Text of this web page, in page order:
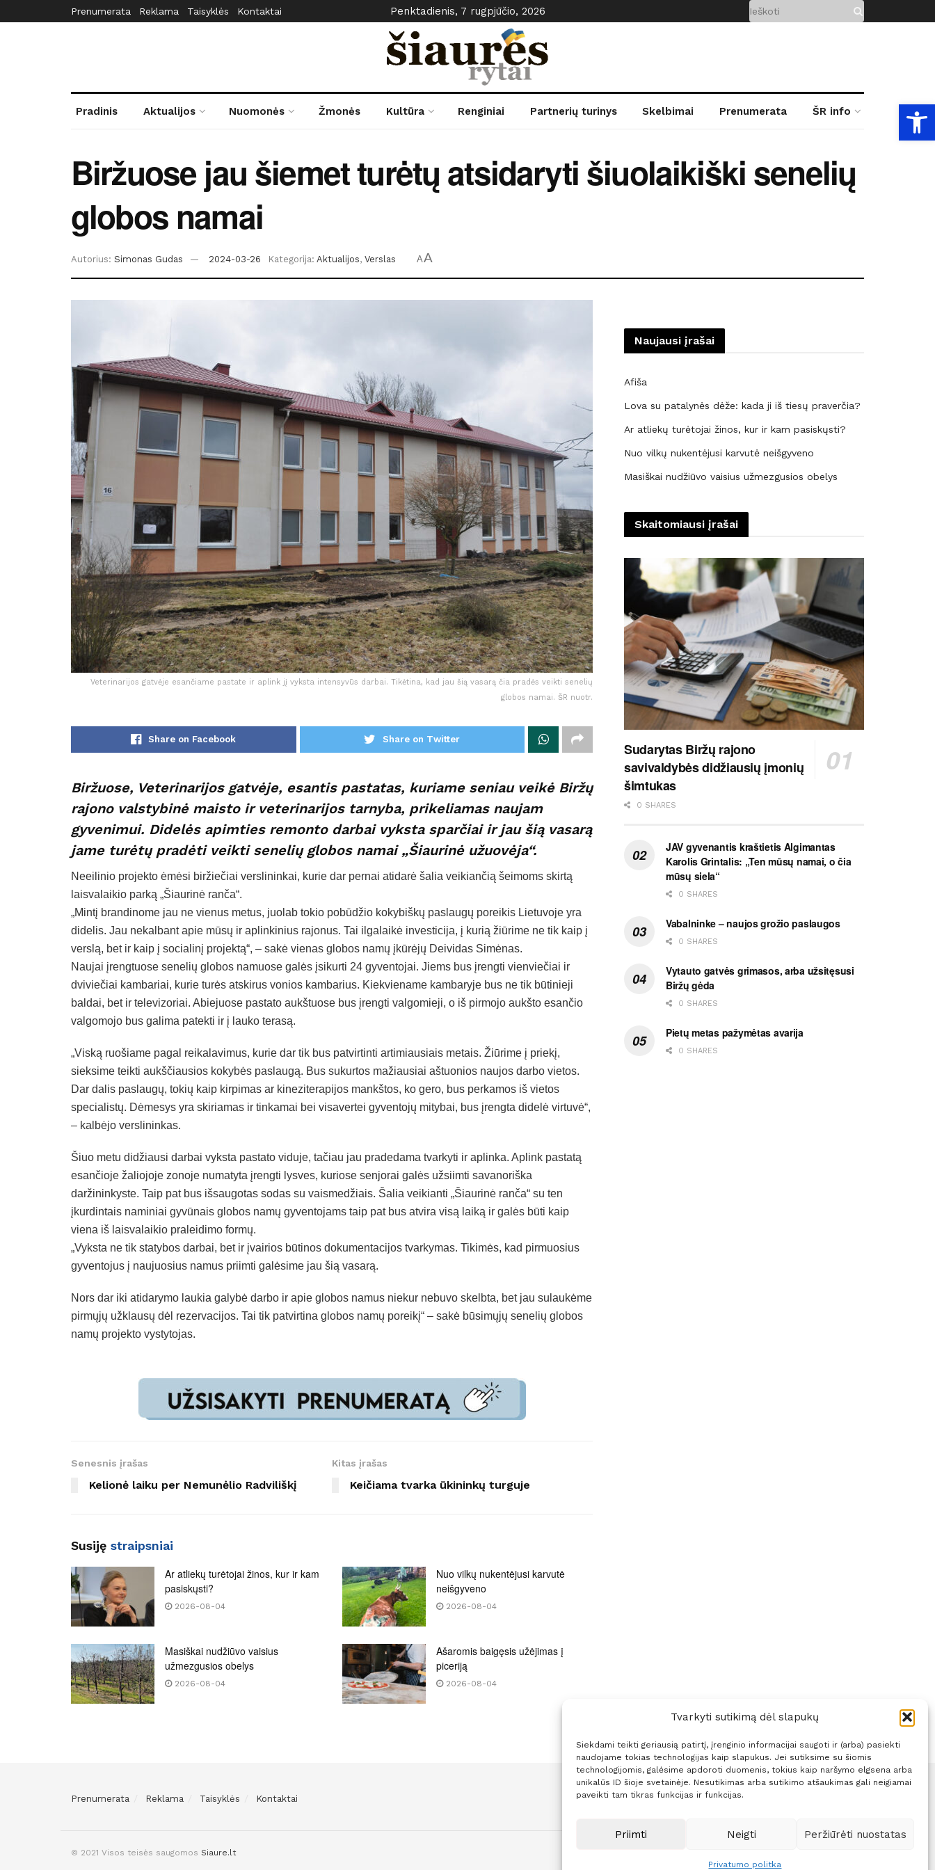
Tvarkyti sutikimą dėl slapukų
Siekdami teikti geriausią patirtį, įrenginio informacijai saugoti ir (arba) pasiekti
naudojame tokias technologijas kaip slapukus. Jei sutiksime su šiomis
technologijomis, galėsime apdoroti duomenis, tokius kaip naršymo elgsena arba
unikalūs ID šioje svetainėje. Nesutikimas arba sutikimo atšaukimas gali neigiamai
paveikti tam tikras funkcijas ir funkcijas.
Priimti Neigti Peržiūrėti nuostatas
Privatumo politka
Prenumerata Reklama Taisyklės Kontaktai Penktadienis, 7 rugpjūčio, 2026
Pradinis Aktualijos Nuomonės Žmonės Kultūra Renginiai Partnerių turinys Skelbimai Prenumerata ŠR info
Biržuose jau šiemet turėtų atsidaryti šiuolaikiški senelių
globos namai
Autorius: Simonas Gudas 2024-03-26 Kategorija: Aktualijos, Verslas AA
Veterinarijos gatvėje esančiame pastate ir aplink jį vyksta intensyvūs darbai. Tikėtina, kad jau šią vasarą čia pradės veikti senelių
globos namai. ŠR nuotr.
Share on Facebook Share on Twitter
Biržuose, Veterinarijos gatvėje, esantis pastatas, kuriame seniau veikė Biržų
rajono valstybinė maisto ir veterinarijos tarnyba, prikeliamas naujam
gyvenimui. Didelės apimties remonto darbai vyksta sparčiai ir jau šią vasarą
jame turėtų pradėti veikti senelių globos namai „Šiaurinė užuovėja“.
Neeilinio projekto ėmėsi biržiečiai verslininkai, kurie dar pernai atidarė šalia veikiančią šeimoms skirtą
laisvalaikio parką „Šiaurinė ranča“.
„Mintį brandinome jau ne vienus metus, juolab tokio pobūdžio kokybiškų paslaugų poreikis Lietuvoje yra
didelis. Jau nekalbant apie mūsų ir aplinkinius rajonus. Tai ilgalaikė investicija, į kurią žiūrime ne tik kaip į
verslą, bet ir kaip į socialinį projektą“, – sakė vienas globos namų įkūrėjų Deividas Simėnas.
Naujai įrengtuose senelių globos namuose galės įsikurti 24 gyventojai. Jiems bus įrengti vienviečiai ir
dviviečiai kambariai, kurie turės atskirus vonios kambarius. Kiekviename kambaryje bus ne tik būtinieji
baldai, bet ir televizoriai. Abiejuose pastato aukštuose bus įrengti valgomieji, o iš pirmojo aukšto esančio
valgomojo bus galima patekti ir į lauko terasą.
„Viską ruošiame pagal reikalavimus, kurie dar tik bus patvirtinti artimiausiais metais. Žiūrime į priekį,
sieksime teikti aukščiausios kokybės paslaugą. Bus sukurtos mažiausiai aštuonios naujos darbo vietos.
Dar dalis paslaugų, tokių kaip kirpimas ar kineziterapijos mankštos, ko gero, bus perkamos iš vietos
specialistų. Dėmesys yra skiriamas ir tinkamai bei visavertei gyventojų mitybai, bus įrengta didelė virtuvė“,
– kalbėjo verslininkas.
Šiuo metu didžiausi darbai vyksta pastato viduje, tačiau jau pradedama tvarkyti ir aplinka. Aplink pastatą
esančioje žaliojoje zonoje numatyta įrengti lysves, kuriose senjorai galės užsiimti savanoriška
daržininkyste. Taip pat bus išsaugotas sodas su vaismedžiais. Šalia veikianti „Šiaurinė ranča“ su ten
įkurdintais naminiai gyvūnais globos namų gyventojams taip pat bus atvira visą laiką ir galės būti kaip
viena iš laisvalaikio praleidimo formų.
„Vyksta ne tik statybos darbai, bet ir įvairios būtinos dokumentacijos tvarkymas. Tikimės, kad pirmuosius
gyventojus į naujuosius namus priimti galėsime jau šią vasarą.
Nors dar iki atidarymo laukia galybė darbo ir apie globos namus niekur nebuvo skelbta, bet jau sulaukėme
pirmųjų užklausų dėl rezervacijos. Tai tik patvirtina globos namų poreikį“ – sakė būsimųjų senelių globos
namų projekto vystytojas.
Senesnis įrašas
Kelionė laiku per Nemunėlio Radviliškį
Kitas įrašas
Keičiama tvarka ūkininkų turguje
Susiję straipsniai
Ar atliekų turėtojai žinos, kur ir kam
pasiskųsti?
2026-08-04
Nuo vilkų nukentėjusi karvutė
neišgyveno
2026-08-04
Masiškai nudžiūvo vaisius
užmezgusios obelys
2026-08-04
Ašaromis baigęsis užėjimas į
piceriją
2026-08-04
Naujausi įrašai
Afiša
Lova su patalynės dėže: kada ji iš tiesų praverčia?
Ar atliekų turėtojai žinos, kur ir kam pasiskųsti?
Nuo vilkų nukentėjusi karvutė neišgyveno
Masiškai nudžiūvo vaisius užmezgusios obelys
Skaitomiausi įrašai
Sudarytas Biržų rajono
savivaldybės didžiausių įmonių
šimtukas
0 SHARES
JAV gyvenantis kraštietis Algimantas
Karolis Grintalis: „Ten mūsų namai, o čia
mūsų siela“
0 SHARES
Vabalninke – naujos grožio paslaugos
0 SHARES
Vytauto gatvės grimasos, arba užsitęsusi
Biržų gėda
0 SHARES
Pietų metas pažymėtas avarija
0 SHARES
Prenumerata Reklama Taisyklės Kontaktai
© 2021 Visos teisės saugomos Siaure.lt